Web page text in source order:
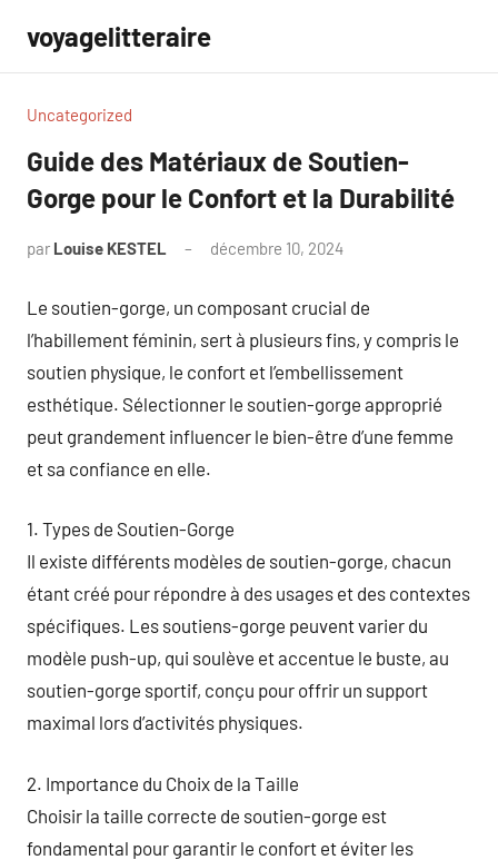
contenu
voyagelitteraire
Uncategorized
Guide des Matériaux de Soutien-
Gorge pour le Confort et la Durabilité
par Louise KESTEL décembre 10, 2024
Le soutien-gorge, un composant crucial de
l’habillement féminin, sert à plusieurs fins, y compris le
soutien physique, le confort et l’embellissement
esthétique. Sélectionner le soutien-gorge approprié
peut grandement influencer le bien-être d’une femme
et sa confiance en elle.
1. Types de Soutien-Gorge
Il existe différents modèles de soutien-gorge, chacun
étant créé pour répondre à des usages et des contextes
spécifiques. Les soutiens-gorge peuvent varier du
modèle push-up, qui soulève et accentue le buste, au
soutien-gorge sportif, conçu pour offrir un support
maximal lors d’activités physiques.
2. Importance du Choix de la Taille
Choisir la taille correcte de soutien-gorge est
fondamental pour garantir le confort et éviter les